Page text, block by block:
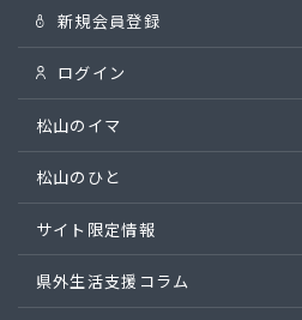
新規会員登録
ログイン
松山のイマ
松山のひと
サイト限定情報
県外生活支援コラム